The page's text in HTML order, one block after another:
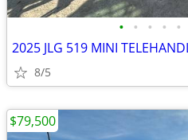
• • • • •
2025 JLG 519 MINI
8/5
$79,500